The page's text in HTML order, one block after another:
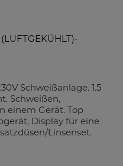
Schweißanlage. 1.5
Schweißen,
einem Gerät. Top
Display für eine
Linsenset.